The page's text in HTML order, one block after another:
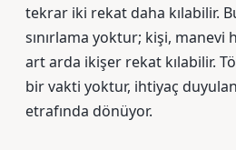
tekrar iki rekat daha kılabilir.
sınırlama yoktur; kişi,
art arda ikişer rekat kılabilir.
bir vakti yoktur, ihtiyaç
etrafında dönüyor.